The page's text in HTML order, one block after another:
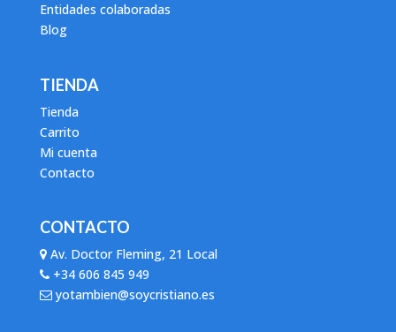
Entidades colaboradas
Blog
TIENDA
Tienda
Carrito
Mi cuenta
Contacto
CONTACTO
Av. Doctor Fleming, 21 Local
+34 606 845 949
yotambien@soycristiano.es